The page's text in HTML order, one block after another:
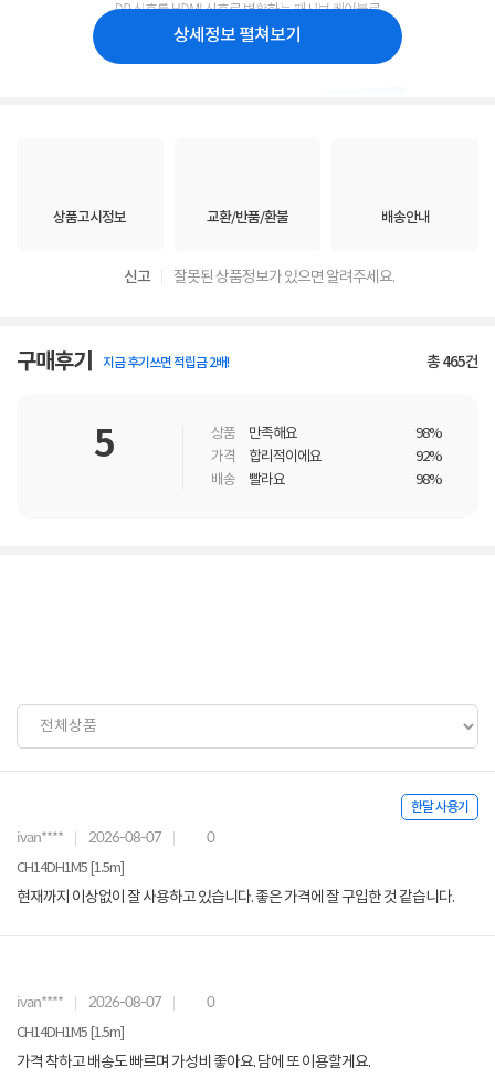
상세정보 펼쳐보기
상품고시정보 교환/반품/환불 배송안내
신고 잘못된 상품정보가 있으면 알려주세요.
구매후기 지금 후기쓰면 적립금 2배! 총465건
5 상품 만족해요
98%
가격
합리적이에요
92%
배송
빨라요 98%
한달 사용기
ivan**** 2026-08-07 0
CH14DH1M5 [1.5m]
현재까지 이상없이 잘 사용하고 있습니다. 좋은 가격에 잘 구입한 것 같습니다.
ivan**** 2026-08-07 0
CH14DH1M5 [1.5m]
가격 착하고 배송도 빠르며 가성비 좋아요. 담에 또 이용할게요.